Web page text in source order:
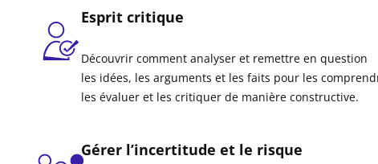
Esprit critique
Découvrir comment analyser et remettre en question
les idées, les arguments et les faits pour les
les évaluer et les critiquer de manière constructive.
Gérer l’incertitude et le risque